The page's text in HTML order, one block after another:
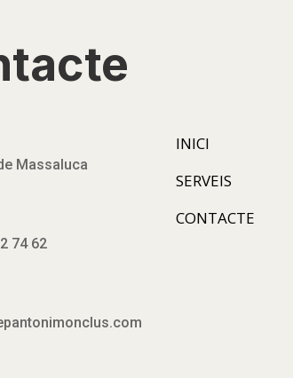
Massaluca
74 62
INICI
SERVEIS
CONTACTE